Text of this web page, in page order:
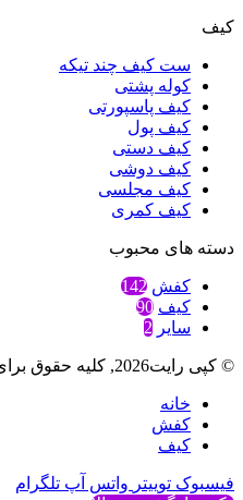
کیف
ست کیف چند تیکه
کوله پشتی
کیف پاسپورتی
کیف پول
کیف دستی
کیف دوشی
کیف مجلسی
کیف کمری
دسته های محبوب
کفش 142
کیف 90
سایر 2
© کپی رایت2026, کلیه حقوق برای شانی لند محفوظ است.
خانه
کفش
کیف
فیسبوک توییتر واتس آپ تلگرام